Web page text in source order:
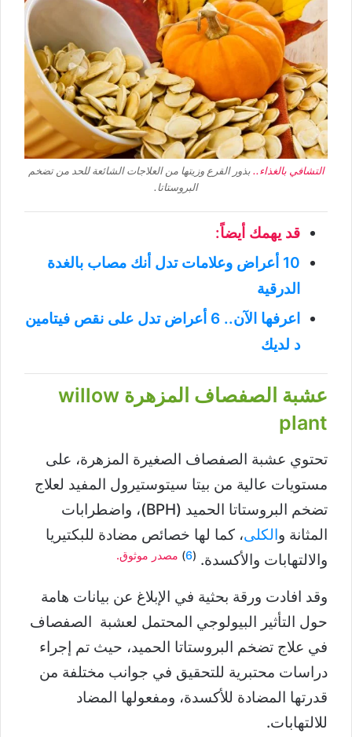
التشافي بالغذاء..بذور القرع وزيتها من العلاجات الشائعة للحد من تضخم
البروستاتا.
قد يهمك أيضاً:
10 أعراض وعلامات تدل أنك مصاب بالغدة
الدرقية
اعرفها الآن.. 6 أعراض تدل على نقص فيتامين
د لديك
عشبة الصفصاف المزهرة willow
plant
تحتوي عشبة الصفصاف الصغيرة المزهرة، على
مستويات عالية من بيتا سيتوستيرول المفيد لعلاج
تضخم البروستاتا الحميد (BPH)، واضطرابات
المثانة والكلى، كما لها خصائص مضادة للبكتيريا
والالتهابات والأكسدة. (
6
) مصدر موثوق.
وقد افادت ورقة بحثية في الإبلاغ عن بيانات هامة
حول التأثير البيولوجي المحتمل لعشبة الصفصاف
في علاج تضخم البروستاتا الحميد، حيث تم إجراء
دراسات محتبرية للتحقيق في جوانب مختلفة من
قدرتها المضادة للأكسدة، ومفعولها المضاد
للالتهابات.